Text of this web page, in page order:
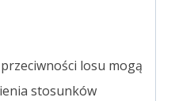
losu mogą
stosunków